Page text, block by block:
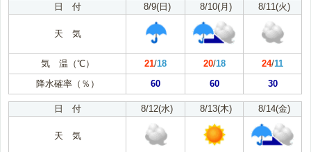
日 付
8/9(日) 8/10(月) 8/11(火)
天 気
気 温（℃） 21/18 20/18 24/11
降水確率（％）
60 60 30
日 付 8/12(水) 8/13(木) 8/14(金)
天 気